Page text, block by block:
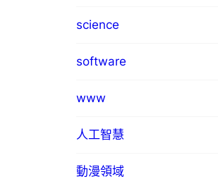
science
software
www
人工智慧
動漫領域